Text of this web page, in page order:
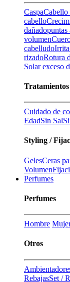
Caspa
cabello
dañadopuntas
volumen
cabelludo
rizadoRotura
Solarexceso
Tratamientos
Cuidado de
EdadSin Sal
Styling /
GelesCeras
Volumen
Perfumes
Perfumes
Hombre
Otros
RebajasSet /